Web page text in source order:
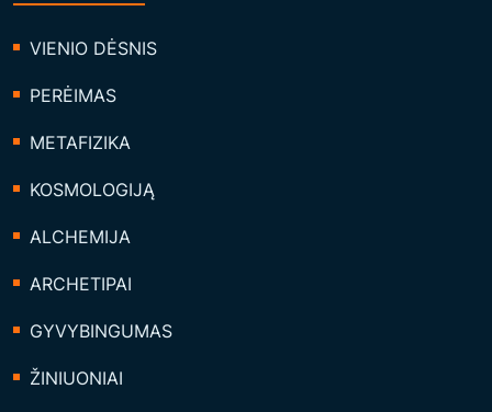
VIENIO DĖSNIS
PERĖIMAS
METAFIZIKA
KOSMOLOGIJĄ
ALCHEMIJA
ARCHETIPAI
GYVYBINGUMAS
ŽINIUONIAI